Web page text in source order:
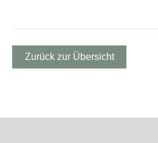
Zurück zur Übersicht